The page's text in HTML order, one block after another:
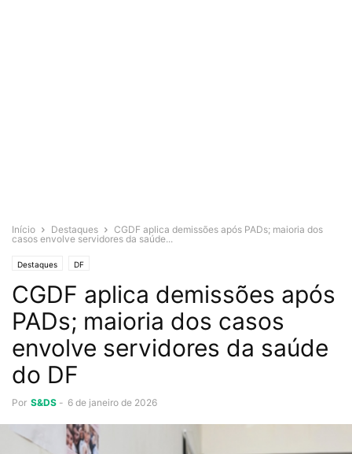
Início Destaques
CGDF aplica demissões após PADs; maioria dos
casos envolve servidores da saúde...
Destaques DF
CGDF aplica demissões após
PADs; maioria dos casos
envolve servidores da saúde
do DF
Por S&DS - 6 de janeiro de 2026